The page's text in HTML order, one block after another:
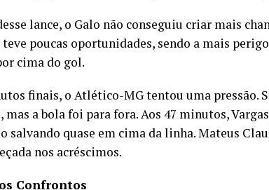
lance, o Galo não conseguiu criar mais
poucas oportunidades, sendo a mais
cima do gol.
finais, o Atlético-MG tentou uma pressão.
mas a bola foi para fora. Aos 47 minutos,
salvando quase em cima da linha. Mateus
nos acréscimos.
Confrontos